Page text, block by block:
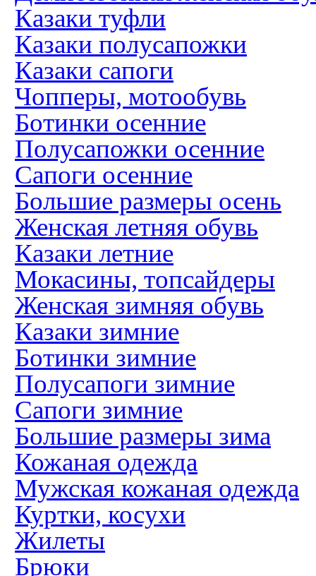
Казаки туфли
Казаки полусапожки
Казаки сапоги
Чопперы, мотообувь
Ботинки осенние
Полусапожки осенние
Сапоги осенние
Большие размеры осень
Женская летняя обувь
Казаки летние
Мокасины, топсайдеры
Женская зимняя обувь
Казаки зимние
Ботинки зимние
Полусапоги зимние
Сапоги зимние
Большие размеры зима
Кожаная одежда
Мужская кожаная одежда
Куртки, косухи
Жилеты
Брюки